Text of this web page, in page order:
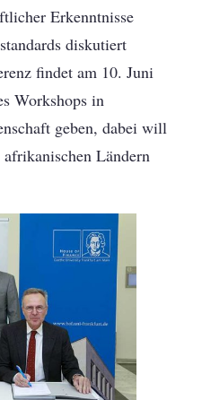
Erkenntnisse
diskutiert
findet am 10. Juni
Workshops in
geben, dabei will
Ländern